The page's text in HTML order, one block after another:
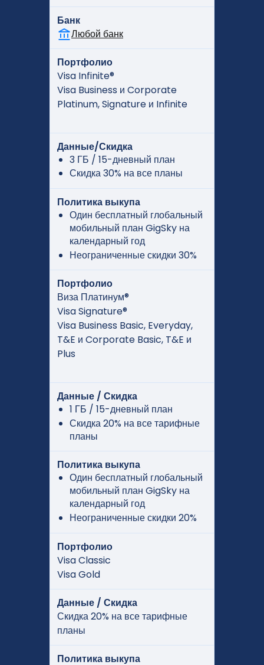
Банк
Любой банк
Портфолио
Visa Infinite®
Visa Business и Corporate
Platinum, Signature и Infinite
Данные/Скидка
3 ГБ / 15-дневный план
Скидка 30% на все планы
Политика выкупа
Один бесплатный глобальный
мобильный план GigSky на
календарный год
Неограниченные скидки 30%
Портфолио
Виза Платинум®
Visa Signature®
Visa Business Basic, Everyday,
T&E и Corporate Basic, T&E и
Plus
Данные / Скидка
1 ГБ / 15-дневный план
Скидка 20% на все тарифные
планы
Политика выкупа
Один бесплатный глобальный
мобильный план GigSky на
календарный год
Неограниченные скидки 20%
Портфолио
Visa Classic
Visa Gold
Данные / Скидка
Скидка 20% на все тарифные
планы
Политика выкупа